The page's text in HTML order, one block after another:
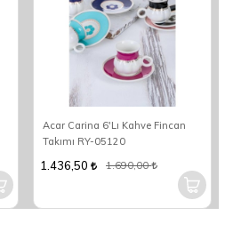
Acar Carina 6'Lı Kahve Fincan
Takımı RY-05120
1.436,50 1.690,00